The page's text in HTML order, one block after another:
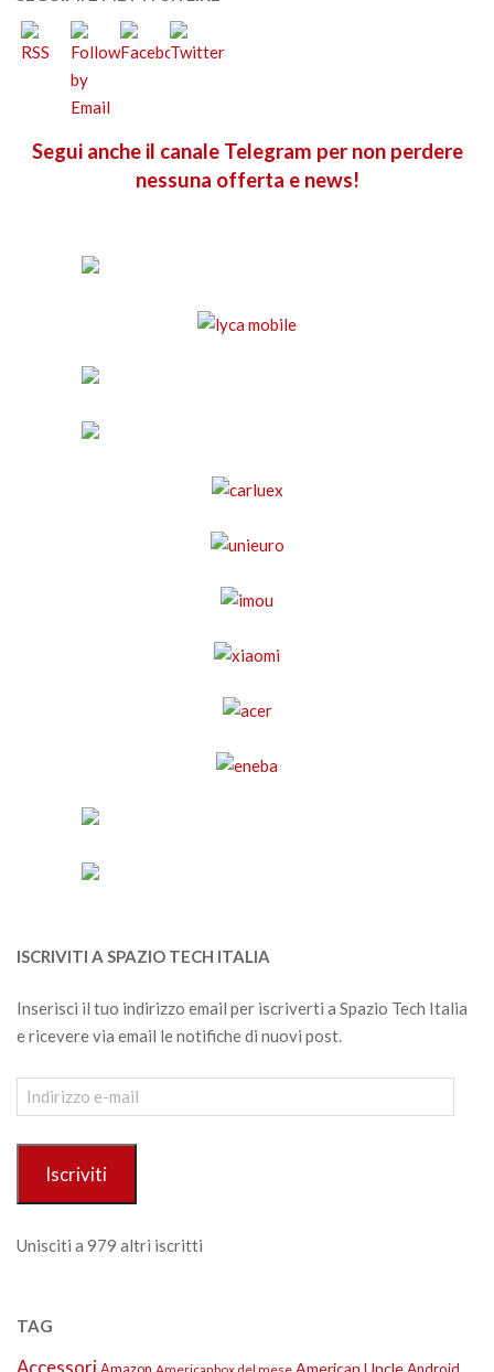
Segui anche il canale Telegram per non perdere
nessuna offerta e news!
ISCRIVITI A SPAZIO TECH ITALIA
Inserisci il tuo indirizzo email per iscriverti a Spazio Tech Italia
e ricevere via email le notifiche di nuovi post.
Indirizzo
e-
Iscriviti
Unisciti a 979 altri iscritti
TAG
Accessori